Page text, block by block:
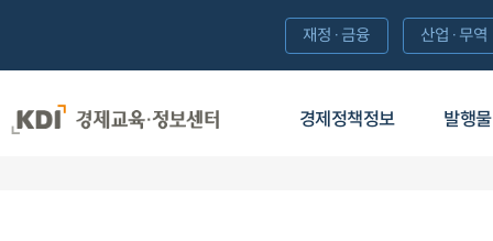
경제정책정보 발행물
재정·금융 산업·무역